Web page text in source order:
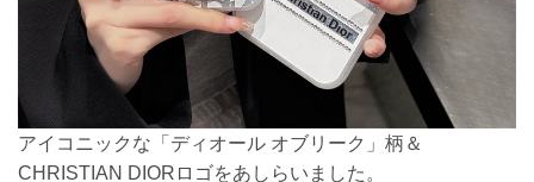
アイコニックな「ディオール オブリーク」柄＆
CHRISTIAN DIORロゴをあしらいました。